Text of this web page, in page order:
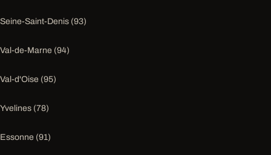
Seine-Saint-Denis (93)
Val-de-Marne (94)
Val-d'Oise (95)
Yvelines (78)
Essonne (91)